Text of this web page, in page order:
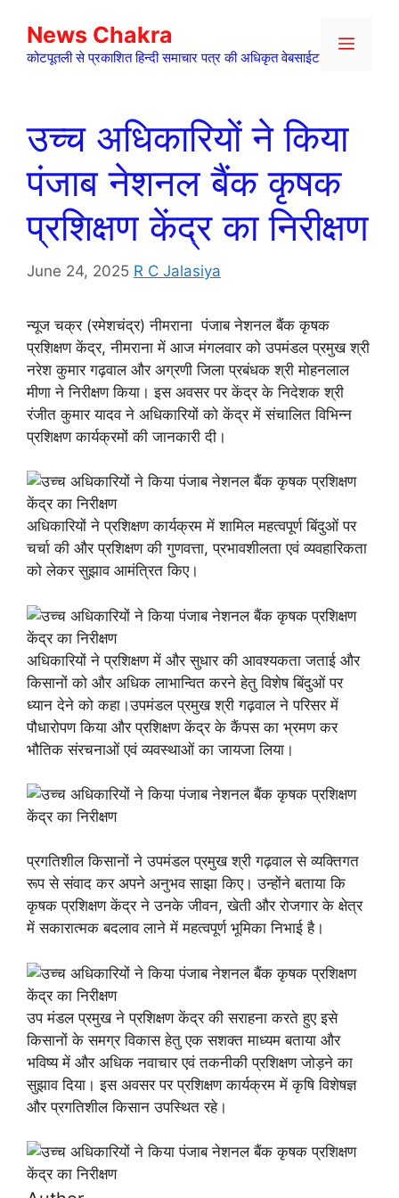
content
News Chakra
कोटपूतली से प्रकाशित हिन्दी समाचार पत्र की अधिकृत वेबसाईट
Menu
उच्च अधिकारियों ने किया
पंजाब नेशनल बैंक कृषक
प्रशिक्षण केंद्र का निरीक्षण
June 24, 2025 R C Jalasiya
न्यूज चक्र (रमेशचंद्र) नीमराना पंजाब नेशनल बैंक कृषक
प्रशिक्षण केंद्र, नीमराना में आज मंगलवार को उपमंडल प्रमुख श्री
नरेश कुमार गढ़वाल और अग्रणी जिला प्रबंधक श्री मोहनलाल
मीणा ने निरीक्षण किया। इस अवसर पर केंद्र के निदेशक श्री
रंजीत कुमार यादव ने अधिकारियों को केंद्र में संचालित विभिन्न
प्रशिक्षण कार्यक्रमों की जानकारी दी।
अधिकारियों ने प्रशिक्षण कार्यक्रम में शामिल महत्वपूर्ण बिंदुओं पर
चर्चा की और प्रशिक्षण की गुणवत्ता, प्रभावशीलता एवं व्यवहारिकता
को लेकर सुझाव आमंत्रित किए।
अधिकारियों ने प्रशिक्षण में और सुधार की आवश्यकता जताई और
किसानों को और अधिक लाभान्वित करने हेतु विशेष बिंदुओं पर
ध्यान देने को कहा।उपमंडल प्रमुख श्री गढ़वाल ने परिसर में
पौधारोपण किया और प्रशिक्षण केंद्र के कैंपस का भ्रमण कर
भौतिक संरचनाओं एवं व्यवस्थाओं का जायजा लिया।
प्रगतिशील किसानों ने उपमंडल प्रमुख श्री गढ़वाल से व्यक्तिगत
रूप से संवाद कर अपने अनुभव साझा किए। उन्होंने बताया कि
कृषक प्रशिक्षण केंद्र ने उनके जीवन, खेती और रोजगार के क्षेत्र
में सकारात्मक बदलाव लाने में महत्वपूर्ण भूमिका निभाई है।
उप मंडल प्रमुख ने प्रशिक्षण केंद्र की सराहना करते हुए इसे
किसानों के समग्र विकास हेतु एक सशक्त माध्यम बताया और
भविष्य में और अधिक नवाचार एवं तकनीकी प्रशिक्षण जोड़ने का
सुझाव दिया। इस अवसर पर प्रशिक्षण कार्यक्रम में कृषि विशेषज्ञ
और प्रगतिशील किसान उपस्थित रहे।